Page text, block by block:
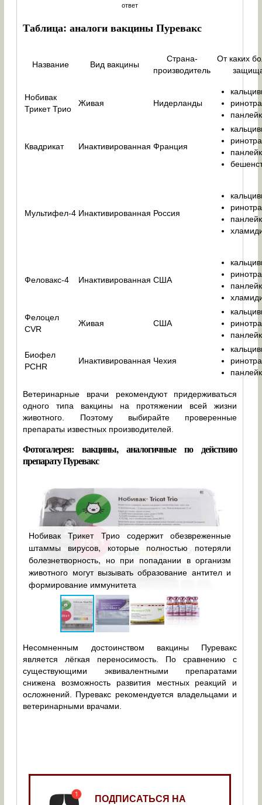
ответ
Таблица: аналоги вакцины Пуревакс
Название Вид вакцины
Страна-
производитель
От каких
Нобивак
Трикет Трио
Живая Нидерланды
Квадрикат Инактивированная Франция
Мультифел-4 Инактивированная Россия
Феловакс-4 Инактивированная США
Фелоцел
CVR
Живая США
Биофел
PCHR
Инактивированная Чехия
Ветеринарные врачи рекомендуют придерживаться
одного типа вакцины на протяжении всей жизни
животного. Поэтому выбирайте проверенные
препараты известных производителей.
Фотогалерея: вакцины, аналогичные по действию
препарату Пуревакс
Нобивак Трикет Трио содержит обезвреженные
штаммы вирусов, которые полностью потеряли
болезнетворность, но при попадании в организм
животного могут вызывать образование антител и
формирование иммунитета
Несомненным достоинством вакцины Пуревакс
является лёгкая переносимость. По сравнению с
существующими эквивалентными препаратами
снижена возможность развития местных реакций и
осложнений. Пуревакс рекомендуется владельцами и
ветеринарными врачами.
ПОДПИСАТЬСЯ НА